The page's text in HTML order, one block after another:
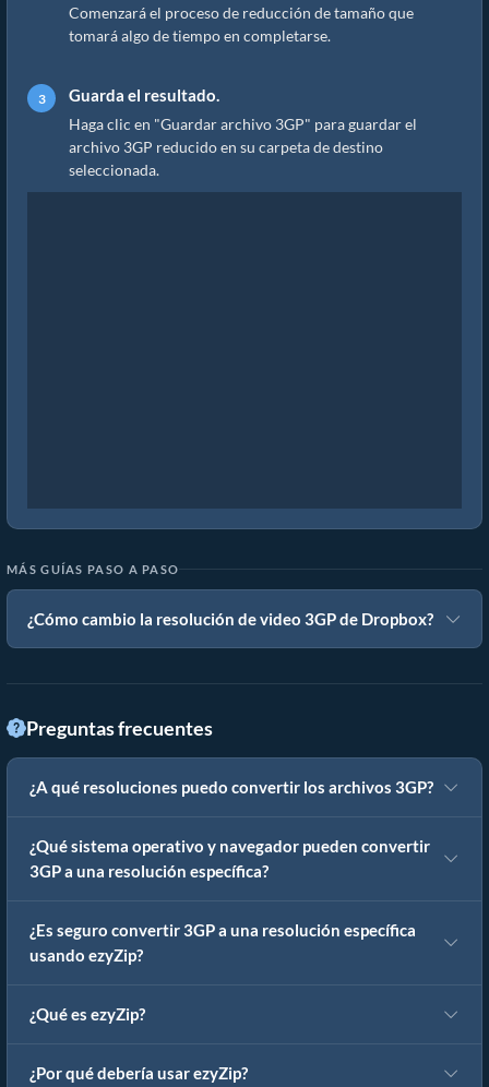
Comenzará el proceso de reducción de tamaño que
tomará algo de tiempo en completarse.
Guarda el resultado.
Haga clic en "Guardar archivo 3GP" para guardar el
archivo 3GP reducido en su carpeta de destino
seleccionada.
MÁS GUÍAS PASO A PASO
¿Cómo cambio la resolución de video 3GP de Dropbox?
Preguntas frecuentes
¿A qué resoluciones puedo convertir los archivos 3GP?
¿Qué sistema operativo y navegador pueden convertir
3GP a una resolución específica?
¿Es seguro convertir 3GP a una resolución específica
usando ezyZip?
¿Qué es ezyZip?
¿Por qué debería usar ezyZip?